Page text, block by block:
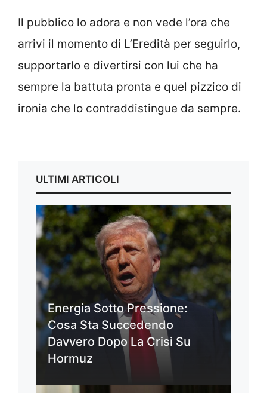
Il pubblico lo adora e non vede l’ora che
arrivi il momento di L’Eredità per seguirlo,
supportarlo e divertirsi con lui che ha
sempre la battuta pronta e quel pizzico di
ironia che lo contraddistingue da sempre.
ULTIMI ARTICOLI
Energia Sotto Pressione:
Cosa Sta Succedendo
Davvero Dopo La Crisi Su
Hormuz